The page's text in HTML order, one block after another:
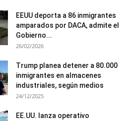
EEUU deporta a 86 inmigrantes
amparados por DACA, admite el
Gobierno...
26/02/2026
Trump planea detener a 80.000
inmigrantes en almacenes
industriales, según medios
24/12/2025
EE.UU. lanza operativo